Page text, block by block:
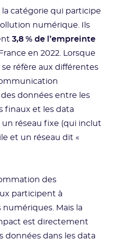
la catégorie qui participe
numérique. Ils
3,8 % de l’empreinte
en 2022. Lorsque
se réfère aux différentes
données entre les
finaux et les data
réseau fixe (qui inclut
et un réseau dit «
des
participent à
numériques. Mais la
est directement
données dans les data